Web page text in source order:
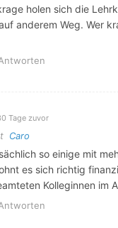
holen sich die
anderem Weg. Wer
Tage zuvor
Caro
so einige mit
es sich richtig
Kolleginnen im